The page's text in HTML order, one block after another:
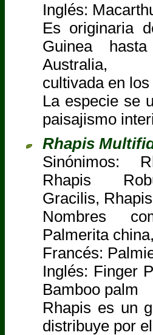
Inglés:
Es originaria
Guinea
Australia,
cultivada en
La especie se
paisajismo
Rhapis
Sinónimos:
Rhapis
Gracilis,
Nombres
Palmerita
Francés:
Inglés: Finger
Bamboo palm
Rhapis es un
distribuye por